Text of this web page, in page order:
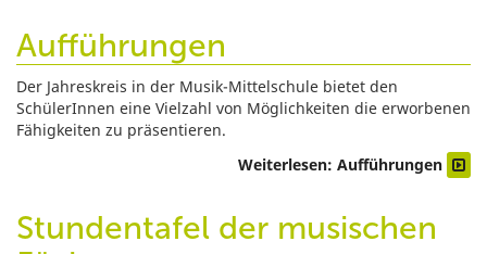
Aufführungen
Der Jahreskreis in der Musik-Mittelschule bietet den
SchülerInnen eine Vielzahl von Möglichkeiten die erworbenen
Fähigkeiten zu präsentieren.
Weiterlesen: Aufführungen
Stundentafel der musischen